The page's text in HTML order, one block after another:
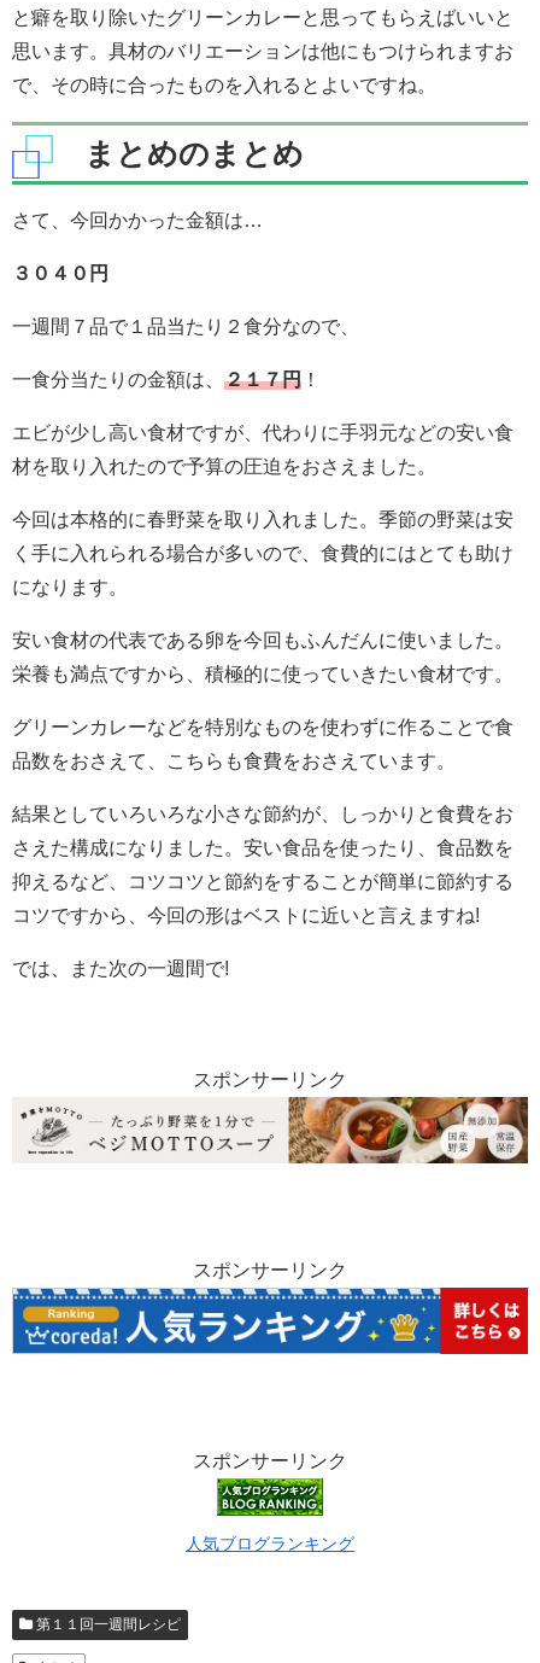
と癖を取り除いたグリーンカレーと思ってもらえばいいと
思います。具材のバリエーションは他にもつけられますお
で、その時に合ったものを入れるとよいですね。
まとめのまとめ
さて、今回かかった金額は…
３０４０円
一週間７品で１品当たり２食分なので、
一食分当たりの金額は、 ２１７円 ！
エビが少し高い食材ですが、代わりに手羽元などの安い食
材を取り入れたので予算の圧迫をおさえました。
今回は本格的に春野菜を取り入れました。季節の野菜は安
く手に入れられる場合が多いので、食費的にはとても助け
になります。
安い食材の代表である卵を今回もふんだんに使いました。
栄養も満点ですから、積極的に使っていきたい食材です。
グリーンカレーなどを特別なものを使わずに作ることで食
品数をおさえて、こちらも食費をおさえています。
結果としていろいろな小さな節約が、しっかりと食費をお
さえた構成になりました。安い食品を使ったり、食品数を
抑えるなど、コツコツと節約をすることが簡単に節約する
コツですから、今回の形はベストに近いと言えますね!
では、また次の一週間で!
スポンサーリンク
スポンサーリンク
スポンサーリンク
人気ブログランキング
第１１回一週間レシピ